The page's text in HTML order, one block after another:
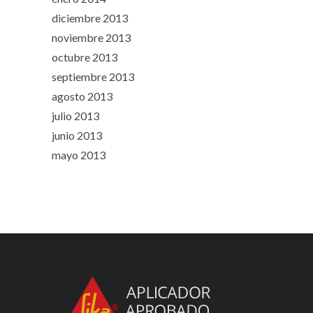
diciembre 2013
noviembre 2013
octubre 2013
septiembre 2013
agosto 2013
julio 2013
junio 2013
mayo 2013